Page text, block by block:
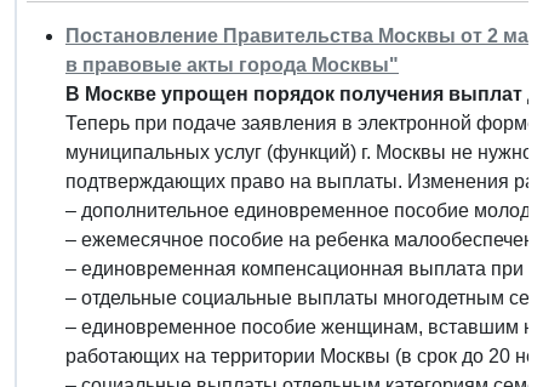
Постановление Правительства Москвы от 2
в правовые акты города Москвы"
В Москве упрощен порядок получения выплат
Теперь при подаче заявления в электронной
муниципальных услуг (функций) г. Москвы не нужно
подтверждающих право на выплаты. Изменения
– дополнительное единовременное пособие
– ежемесячное пособие на ребенка
– единовременная компенсационная выплата при
– отдельные социальные выплаты многодетным
– единовременное пособие женщинам, вставшим на
работающих на территории Москвы (в срок до 20